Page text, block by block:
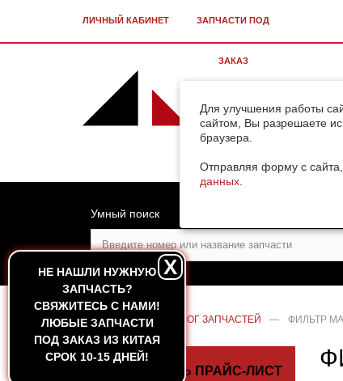
Для улучшения работы
сайтом, Вы разрешаете
браузера.
Отправляя форму с сайта,
данных
ЛИЧНЫЙ КАБИНЕТ ЗАПЧАСТИ ПОД
ЗАКАЗ
НЕ НАШЛИ НУЖНУЮ
ЗАПЧАСТЬ?
CВЯЖИТЕСЬ С НАМИ!
ЛЮБЫЕ ЗАПЧАСТИ
ПОД ЗАКАЗ ИЗ КИТАЯ
СРОК 10-15 ДНЕЙ!
X
Умный поиск
ГЛАВНАЯ — КАТАЛОГ ЗАПЧАСТЕЙ — ФИЛЬТР
СКАЧАТЬ ПРАЙС-ЛИСТ